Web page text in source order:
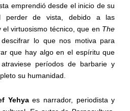
emprendió desde el inicio de su
perder de vista, debido a las
virtuosismo técnico, que en The
lo que nos motiva para
que hay algo en el espíritu que
períodos de barbarie y
su humanidad.
Yehyaes narrador, periodista y